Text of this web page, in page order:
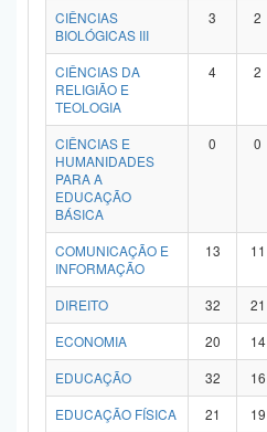
CIÊNCIAS
BIOLÓGICAS III
3 2
CIÊNCIAS DA
RELIGIÃO E
TEOLOGIA
4 2
CIÊNCIAS E
HUMANIDADES
PARA A
EDUCAÇÃO
BÁSICA
0 0
COMUNICAÇÃO E
INFORMAÇÃO
13 11
DIREITO 32 21
ECONOMIA
20 14
EDUCAÇÃO
32 16
EDUCAÇÃO FÍSICA
21 19